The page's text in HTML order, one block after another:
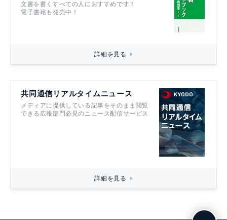
文書を書くすべての人におすすめです！
電子書籍も発売中！
詳細を見る
共同通信リアルタイムニュース
メディアに提供している記事をそのまま閲覧
できる広報部門必見のニュース配信サービス
詳細を見る